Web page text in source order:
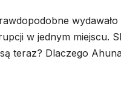
wydawało
w jednym miejscu.
teraz? Dlaczego